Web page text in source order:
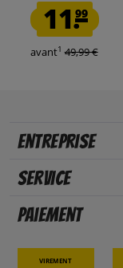
11.99
avant1 49,99 €
Entreprise
Service
Paiement
Virement